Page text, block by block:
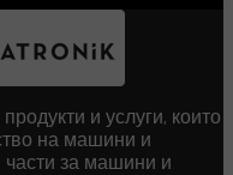
и услуги, които
на машини и
части за машини и